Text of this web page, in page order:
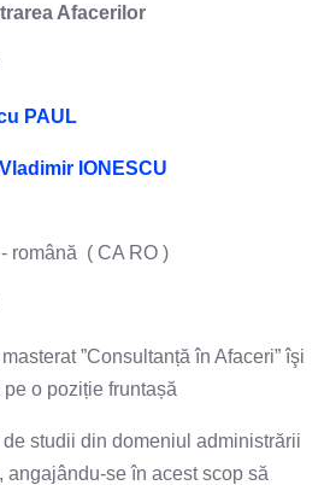
Afacerilor
PAUL
IONESCU
română ( CA RO )
”Consultanță în Afaceri” îşi
o poziție fruntașă
studii din domeniul administrării
se în acest scop să